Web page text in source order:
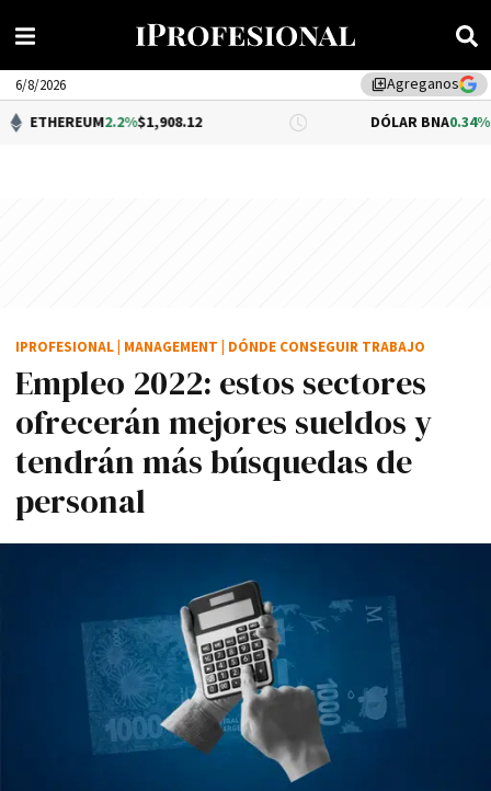
library_addAgreganos
6/8/2026
2.2%$1,908.12 DÓLAR BNA 0.34%$1,520.00
Empleo 2022: estos sectores
ofrecerán mejores sueldos y
tendrán más búsquedas de
personal
IPROFESIONAL MANAGEMENT DÓNDE CONSEGUIR TRABAJO